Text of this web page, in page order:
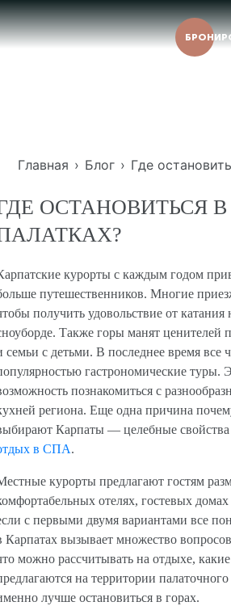
Главная › Блог › Где
ОСТАНОВИТЬСЯ В
курорты с каждым годом
путешественников. Многие
получить удовольствие от
Также горы манят ценителей
семьи с детьми. В последнее время все
гастрономические туры.
познакомиться с
региона. Еще одна причина
Карпаты — целебные свойства
в СПА.
курорты предлагают гостям
отелях, гостевых
с первыми двумя вариантами все
Карпатах вызывает множество
можно рассчитывать на отдыхе,
на территории палаточного
лучше остановиться в горах.